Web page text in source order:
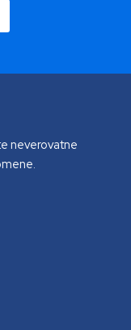
neverovatne